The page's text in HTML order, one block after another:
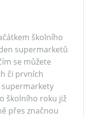
školního
supermarketů
se můžete
či prvních
supermarkety
školního roku již
přes značnou